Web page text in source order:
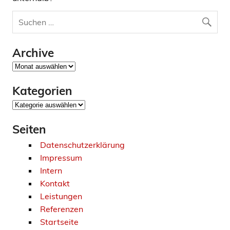
Archive
Archive
Kategorien
Kategorien
Seiten
Datenschutzerklärung
Impressum
Intern
Kontakt
Leistungen
Referenzen
Startseite